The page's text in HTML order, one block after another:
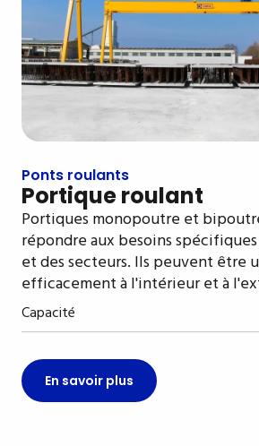
Ponts roulants
Portique roulant
Portiques monopoutre et
répondre aux besoins
et des secteurs. Ils peuvent être
efficacement à l'intérieur et à
Capacité
En savoir plus